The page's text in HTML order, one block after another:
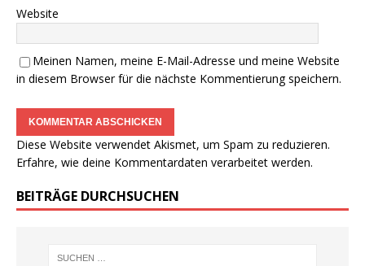
Website
Meinen Namen, meine E-Mail-Adresse und meine Website
in diesem Browser für die nächste Kommentierung speichern.
Diese Website verwendet Akismet, um Spam zu reduzieren.
Erfahre, wie deine Kommentardaten verarbeitet werden.
BEITRÄGE DURCHSUCHEN